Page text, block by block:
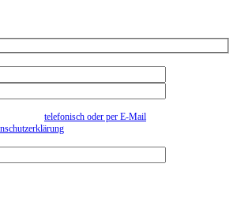
telefonisch oder per E-Mail